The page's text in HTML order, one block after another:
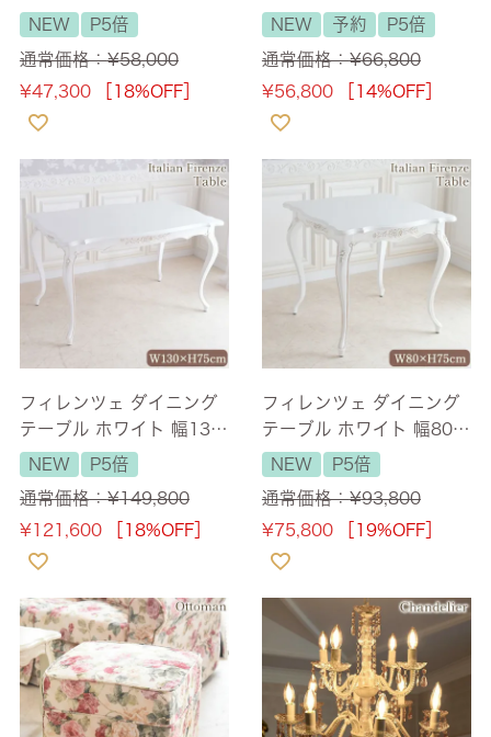
cm 【送料無料】
NEW
P5倍
通常価格：¥58,000
¥47,300 ［18%OFF］
チェア エモーションピン
ク アイボリー 【送料無
料】
NEW 予約
P5倍
通常価格：¥66,800
¥56,800 ［14%OFF］
フィレンツェ ダイニング
テーブル ホワイト 幅130
cm 【送料無料/設置サー
ビス付】
NEW
P5倍
通常価格：¥149,800
¥121,600 ［18%OFF］
フィレンツェ ダイニング
テーブル ホワイト 幅80c
m 【送料無料】
NEW
P5倍
通常価格：¥93,800
¥75,800 ［19%OFF］